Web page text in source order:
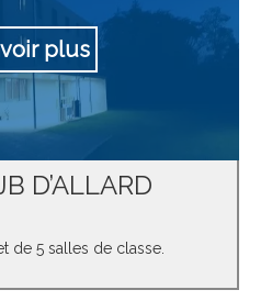
plus
D’ALLARD
de 5 salles de classe.